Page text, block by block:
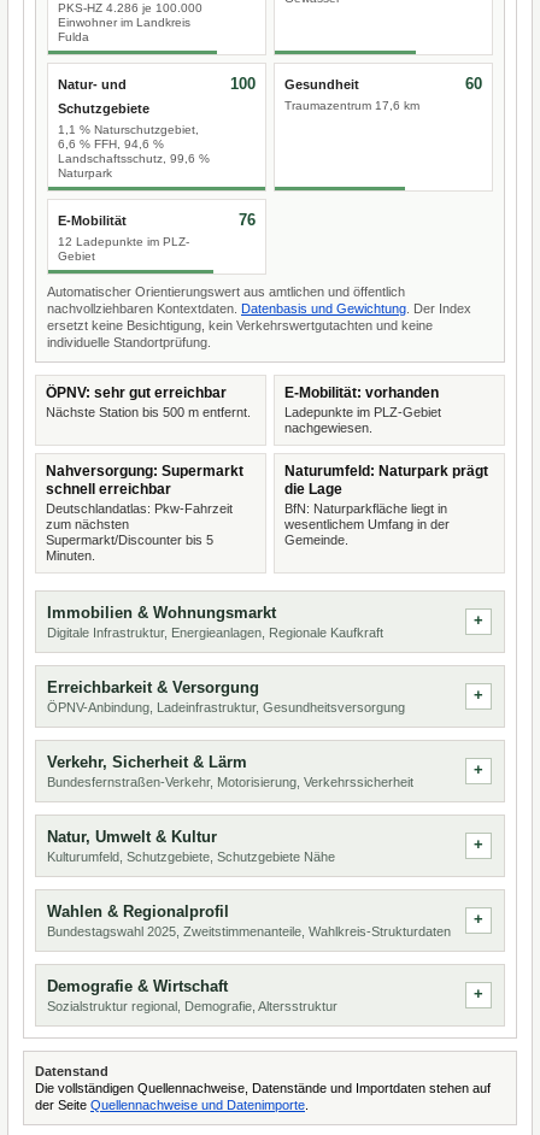
PKS-HZ 4.286 je 100.000
Einwohner im Landkreis
Fulda
Natur- und
Schutzgebiete
1,1 % Naturschutzgebiet,
6,6 % FFH, 94,6 %
Landschaftsschutz, 99,6 %
Naturpark
100 Gesundheit
Traumazentrum 17,6 km
60
E-Mobilität
12 Ladepunkte im PLZ-
Gebiet
76
Automatischer Orientierungswert aus amtlichen und öffentlich
nachvollziehbaren Kontextdaten. Datenbasis und Gewichtung . Der Index
ersetzt keine Besichtigung, kein Verkehrswertgutachten und keine
individuelle Standortprüfung.
ÖPNV: sehr gut erreichbar
Nächste Station bis 500 m entfernt.
E-Mobilität: vorhanden
Ladepunkte im PLZ-Gebiet
nachgewiesen.
Nahversorgung: Supermarkt
schnell erreichbar
Deutschlandatlas: Pkw-Fahrzeit
zum nächsten
Supermarkt/Discounter bis 5
Minuten.
Naturumfeld: Naturpark prägt
die Lage
BfN: Naturparkfläche liegt in
wesentlichem Umfang in der
Gemeinde.
Immobilien & Wohnungsmarkt
Digitale Infrastruktur, Energieanlagen, Regionale Kaufkraft
Erreichbarkeit & Versorgung
ÖPNV-Anbindung, Ladeinfrastruktur, Gesundheitsversorgung
Verkehr, Sicherheit & Lärm
Bundesfernstraßen-Verkehr, Motorisierung, Verkehrssicherheit
Natur, Umwelt & Kultur
Kulturumfeld, Schutzgebiete, Schutzgebiete Nähe
Wahlen & Regionalprofil
Bundestagswahl 2025, Zweitstimmenanteile, Wahlkreis-Strukturdaten
Demografie & Wirtschaft
Sozialstruktur regional, Demografie, Altersstruktur
Datenstand
Die vollständigen Quellennachweise, Datenstände und Importdaten stehen auf
der Seite Quellennachweise und Datenimporte